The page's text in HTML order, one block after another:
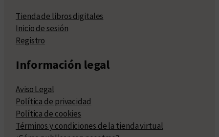
Tienda de libros digitales
Inicio de sesión
Registro
Información legal
Aviso Legal
Política de privacidad
Política de cookies
Términos y condiciones de la tienda virtual